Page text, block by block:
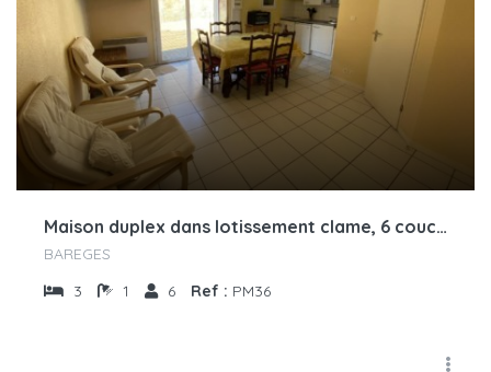
Maison duplex dans lotissement clame, 6 couchages
BAREGES
3
1 6 Ref : PM36